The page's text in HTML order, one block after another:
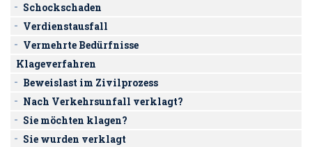
Schockschaden
Verdienstausfall
Vermehrte Bedürfnisse
Klageverfahren
Beweislast im Zivilprozess
Nach Verkehrsunfall verklagt?
Sie möchten klagen?
Sie wurden verklagt